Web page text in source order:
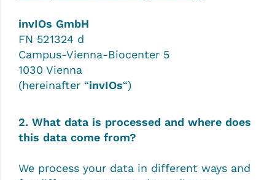
invIOs GmbH
FN 521324 d
Campus-Vienna-Biocenter 5
1030 Vienna
(hereinafter “invIOs“)
2. What data is processed and where does
this data come from?
We process your data in different ways and